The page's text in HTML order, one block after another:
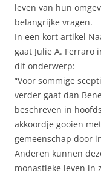
leven van hun
belangrijke vragen.
In een kort artikel
gaat Julie A. Ferraro
dit onderwerp:
“Voor sommige
verder gaat dan
beschreven in
akkoordje gooien
gemeenschap door
Anderen kunnen
monastieke leven in